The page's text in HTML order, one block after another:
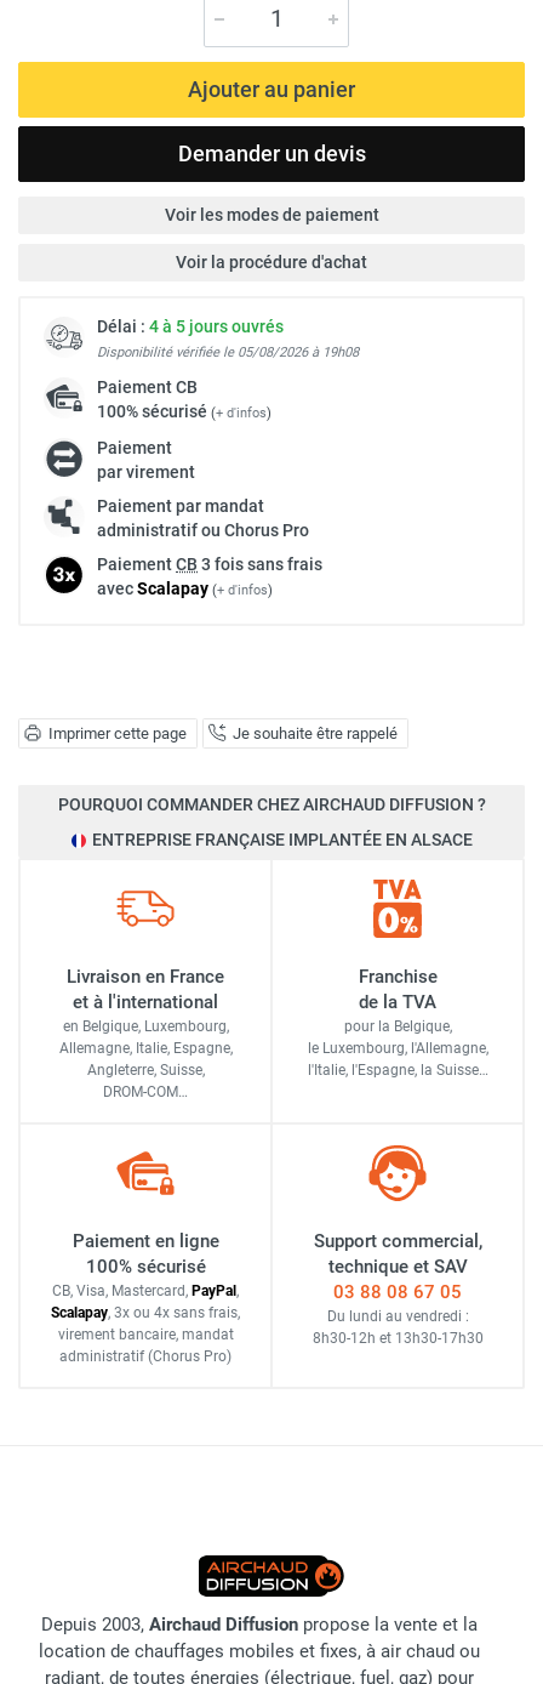
Imprimer cette page Je souhaite être rappelé
Ajouter au panier
Demander un devis
Voir les modes de paiement
Voir la procédure d'achat
Délai : 4 à 5 jours ouvrés
Disponibilité vérifiée le 05/08/2026 à 19h08
PaiementCB
100% sécurisé (+ d'infos)
Paiement
par virement
Paiement par mandat
administratif ou Chorus Pro
PaiementCB 3 fois sans frais
avecScalapay (+ d'infos)
POURQUOI COMMANDER CHEZ AIRCHAUD DIFFUSION ?
ENTREPRISE FRANÇAISE IMPLANTÉE EN ALSACE
Livraison en France
et à l'international
en Belgique, Luxembourg,
Allemagne, Italie, Espagne,
Angleterre, Suisse,
DROM-COM…
Franchise
de la TVA
pour la Belgique,
le Luxembourg, l'Allemagne,
l'Italie, l'Espagne, la Suisse…
Paiement en ligne
100% sécurisé
CB, Visa, Mastercard, PayPal ,
Scalapay, 3x ou 4x sans frais,
virement bancaire, mandat
administratif (Chorus Pro)
Support commercial,
technique et SAV
03 88 08 67 05
Du lundi au vendredi :
8h30-12h et 13h30-17h30
Depuis 2003, Airchaud Diffusion propose la vente et la
location de chauffages mobiles et fixes, à air chaud ou
radiant, de toutes énergies (électrique, fuel, gaz) pour